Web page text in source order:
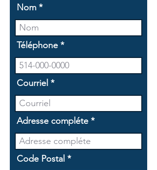
Nom
Téléphone
Courriel
Adresse compléte
Code Postal